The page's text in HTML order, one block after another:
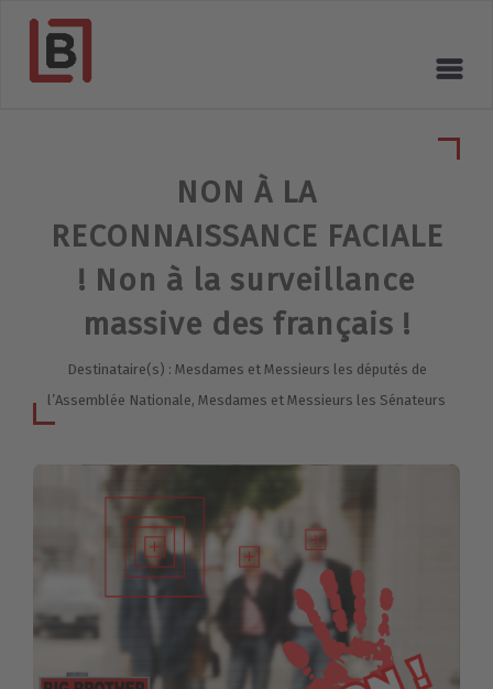
NON À LA
RECONNAISSANCE FACIALE
! Non à la surveillance
massive des français !
Destinataire(s) : Mesdames et Messieurs les députés de
l’Assemblée Nationale, Mesdames et Messieurs les Sénateurs